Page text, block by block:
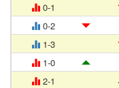
0-1
0-2
1-3
1-0
2-1